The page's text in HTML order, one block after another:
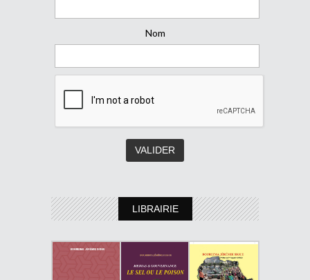
Nom
LIBRAIRIE